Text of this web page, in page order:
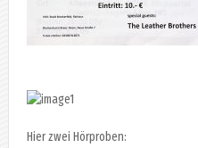
Hier zwei Hörproben: